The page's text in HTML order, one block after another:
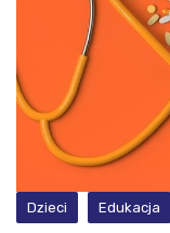
Dzieci Edukacja